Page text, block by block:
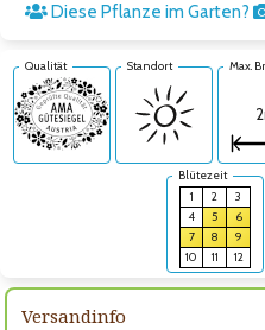
Diese Pflanze im Garten?
Qualität Standort Max.
Blütezeit
1
2
3
4
5
6
7
8
9
10
11 12
Versandinfo